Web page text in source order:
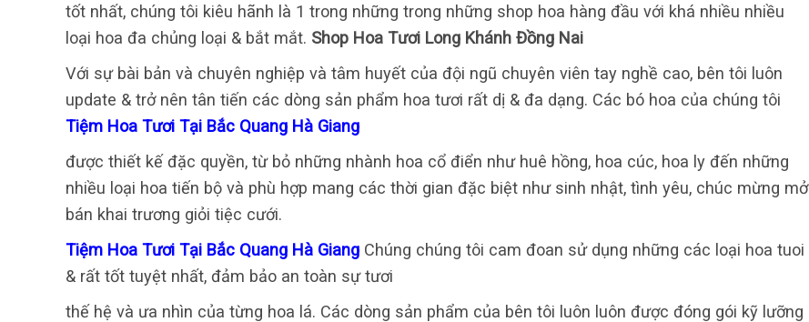
tốt nhất, chúng tôi kiêu hãnh là 1 trong những trong những shop hoa hàng đầu với khá nhiều nhiều
loại hoa đa chủng loại & bắt mắt. Shop Hoa Tươi Long Khánh Đồng Nai
Với sự bài bản và chuyên nghiệp và tâm huyết của đội ngũ chuyên viên tay nghề cao, bên tôi luôn
update & trở nên tân tiến các dòng sản phẩm hoa tươi rất dị & đa dạng. Các bó hoa của chúng tôi
Tiệm Hoa Tươi Tại Bắc Quang Hà Giang
được thiết kế đặc quyền, từ bỏ những nhành hoa cổ điển như huê hồng, hoa cúc, hoa ly đến những
nhiều loại hoa tiến bộ và phù hợp mang các thời gian đặc biệt như sinh nhật, tình yêu, chúc mừng mở
bán khai trương giỏi tiệc cưới.
Tiệm Hoa Tươi Tại Bắc Quang Hà Giang Chúng chúng tôi cam đoan sử dụng những các loại hoa tuoi
& rất tốt tuyệt nhất, đảm bảo an toàn sự tươi
thế hệ và ưa nhìn của từng hoa lá. Các dòng sản phẩm của bên tôi luôn luôn được đóng gói kỹ lưỡng